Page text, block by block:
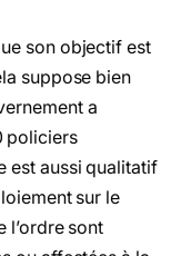
son objectif est
suppose bien
a
policiers
est aussi qualitatif
sur le
l’ordre sont